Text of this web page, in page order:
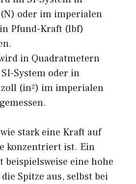
oder im imperialen
Pfund-Kraft (lbf)
in Quadratmetern
System oder in
(in²) im imperialen
stark eine Kraft auf
konzentriert ist. Ein
beispielsweise eine hohe
Spitze aus, selbst bei